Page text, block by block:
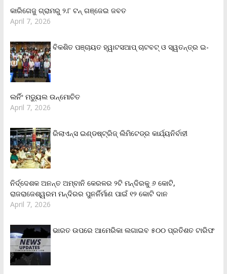
କାରିଗେଜୁ ଗ୍ରାମରୁ ୨.୮ ଟନ୍ ଗଞ୍ଜେଇ ଜବତ
April 7, 2026
ବିକଶିତ ପଞ୍ଚାୟତ ହ୍ୱାଟସଆପ୍ ଚାଟବଟ୍ ଓ ସ୍ୱତନ୍ତ୍ର ଇ-
ଲର୍ନିଂ ମଡ୍ୟୁଲ ଉନ୍ମୋଚିତ
April 7, 2026
ରିଲାଏନ୍‌ସ ଇଣ୍ଡଷ୍ଟ୍ରିଜ୍ ଲିମିଟେଡ୍‌ର କାର୍ଯ୍ୟନିର୍ବାହୀ
ନିର୍ଦ୍ଦେଶକ ଅନନ୍ତ ଅମ୍ବାନି କେରଳର ୨ଟି ମନ୍ଦିରକୁ ୬ କୋଟି,
ରାଜରାଜେଶ୍ୱରମ ମନ୍ଦିରର ପୁନର୍ନିର୍ମାଣ ପାଇଁ ୧୨ କୋଟି ଦାନ
April 7, 2026
ଭାରତ ଉପରେ ଆମେରିକା ଲଗାଇବ ୫୦୦ ପ୍ରତିଶତ ଟାରିଫ